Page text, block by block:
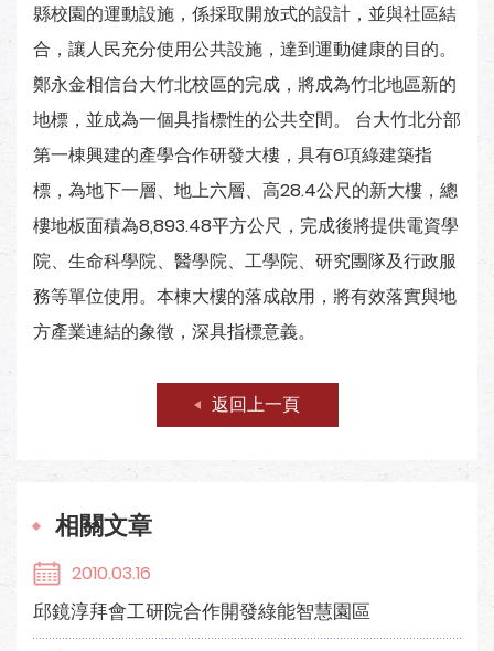
縣校園的運動設施，係採取開放式的設計，並與社區結
合，讓人民充分使用公共設施，達到運動健康的目的。
鄭永金相信台大竹北校區的完成，將成為竹北地區新的
地標，並成為一個具指標性的公共空間。 台大竹北分部
第一棟興建的產學合作研發大樓，具有6項綠建築指
標，為地下一層、地上六層、高28.4公尺的新大樓，總
樓地板面積為8,893.48平方公尺，完成後將提供電資學
院、生命科學院、醫學院、工學院、研究團隊及行政服
務等單位使用。本棟大樓的落成啟用，將有效落實與地
方產業連結的象徵，深具指標意義。
返回上一頁
相關文章
2010.03.16
邱鏡淳拜會工研院合作開發綠能智慧園區